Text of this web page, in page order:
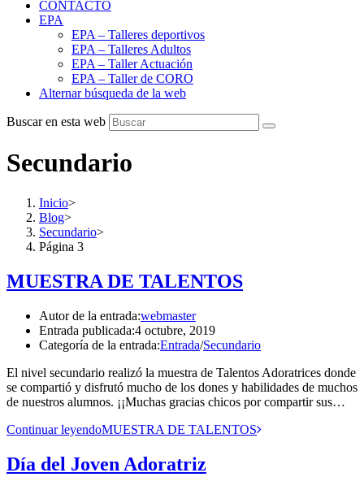
CONTACTO
EPA
EPA – Talleres deportivos
EPA – Talleres Adultos
EPA – Taller Actuación
EPA – Taller de CORO
Alternar búsqueda de la web
Buscar en esta web
Secundario
Inicio>
Blog>
Secundario>
Página 3
MUESTRA DE TALENTOS
Autor de la entrada:webmaster
Entrada publicada:4 octubre, 2019
Categoría de la entrada:Entrada/Secundario
El nivel secundario realizó la muestra de Talentos Adoratrices donde
se compartió y disfrutó mucho de los dones y habilidades de muchos
de nuestros alumnos. ¡¡Muchas gracias chicos por compartir sus…
Continuar leyendoMUESTRA DE TALENTOS
Día del Joven Adoratriz